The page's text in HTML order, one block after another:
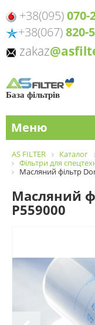
+38(095)070-
+38(067)820-
zakaz
База фільтрів
Меню
AS FILTER Каталог
Фільтри для
Масляний фільтр
Масляний
P559000